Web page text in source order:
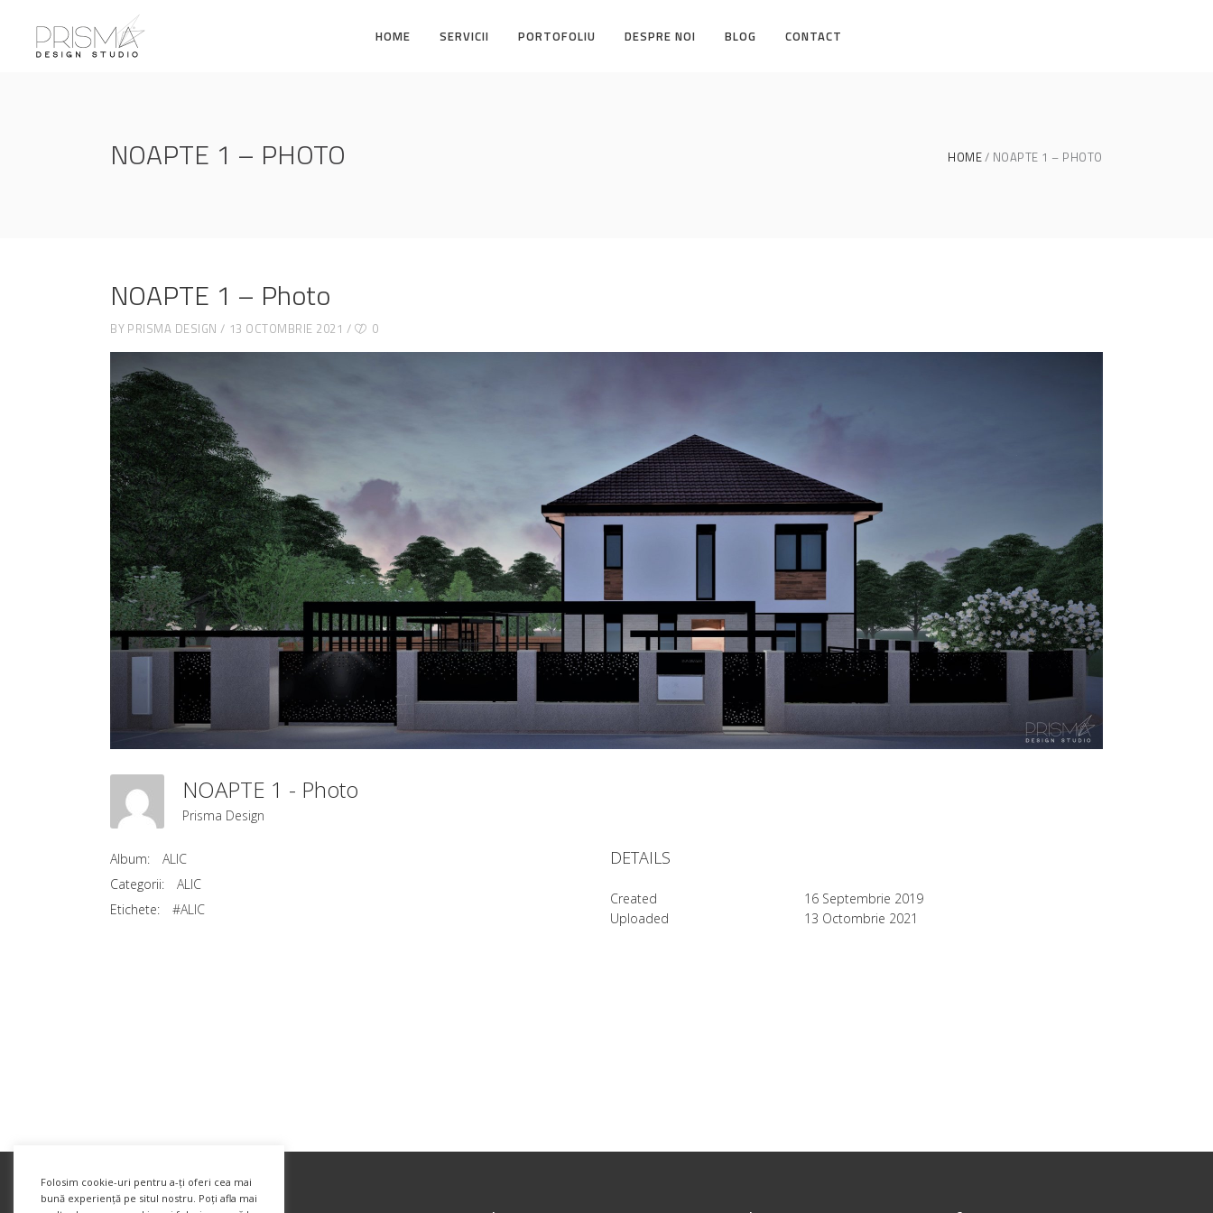
HOME SERVICII PORTOFOLIU DESPRE NOI BLOG CONTACT
NOAPTE 1 – PHOTO HOME NOAPTE 1 – PHOTO
NOAPTE 1 – Photo
BY PRISMA DESIGN 13 OCTOMBRIE 2021 0
NOAPTE 1 - Photo
Prisma Design
Album:
ALIC
Categorii:
ALIC
Etichete:
#ALIC
DETAILS
Created
16 Septembrie 2019
Uploaded
13 Octombrie 2021
Folosim cookie-uri pentru a-ți oferi cea mai
bună experiență pe situl nostru. Poți afla mai